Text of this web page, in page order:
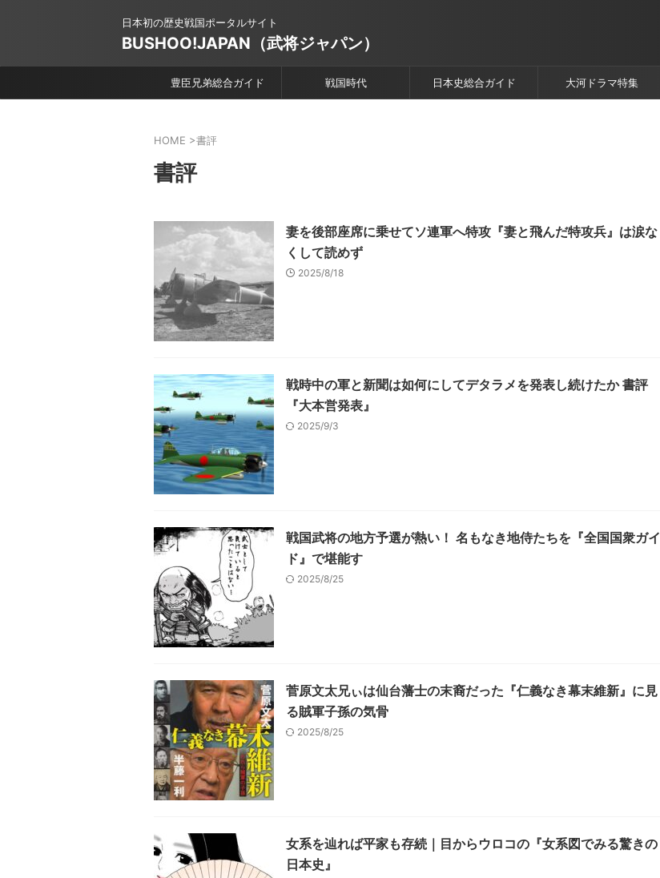
日本初の歴史戦国ポータルサイト
BUSHOO!JAPAN（武将ジャパン）
豊臣兄弟総合ガイド 戦国時代 日本史総合ガイド 大河ドラマ特集
HOME >書評
書評
妻を後部座席に乗せてソ連軍へ特攻『妻と飛んだ特攻兵』は涙な
くして読めず
2025/8/18
戦時中の軍と新聞は如何にしてデタラメを発表し続けたか 書評
『大本営発表』
2025/9/3
戦国武将の地方予選が熱い！ 名もなき地侍たちを『全国国衆ガイ
ド』で堪能す
2025/8/25
菅原文太兄ぃは仙台藩士の末裔だった『仁義なき幕末維新』に見
る賊軍子孫の気骨
2025/8/25
女系を辿れば平家も存続｜目からウロコの『女系図でみる驚きの
日本史』